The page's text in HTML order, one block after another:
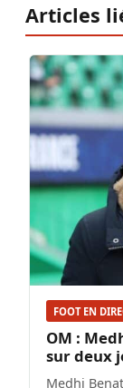
Articles
FOOT EN
OM :
sur deux
Medhi